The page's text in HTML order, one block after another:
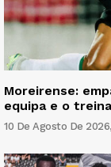
Moreirense:
equipa e o
10 De Agosto De